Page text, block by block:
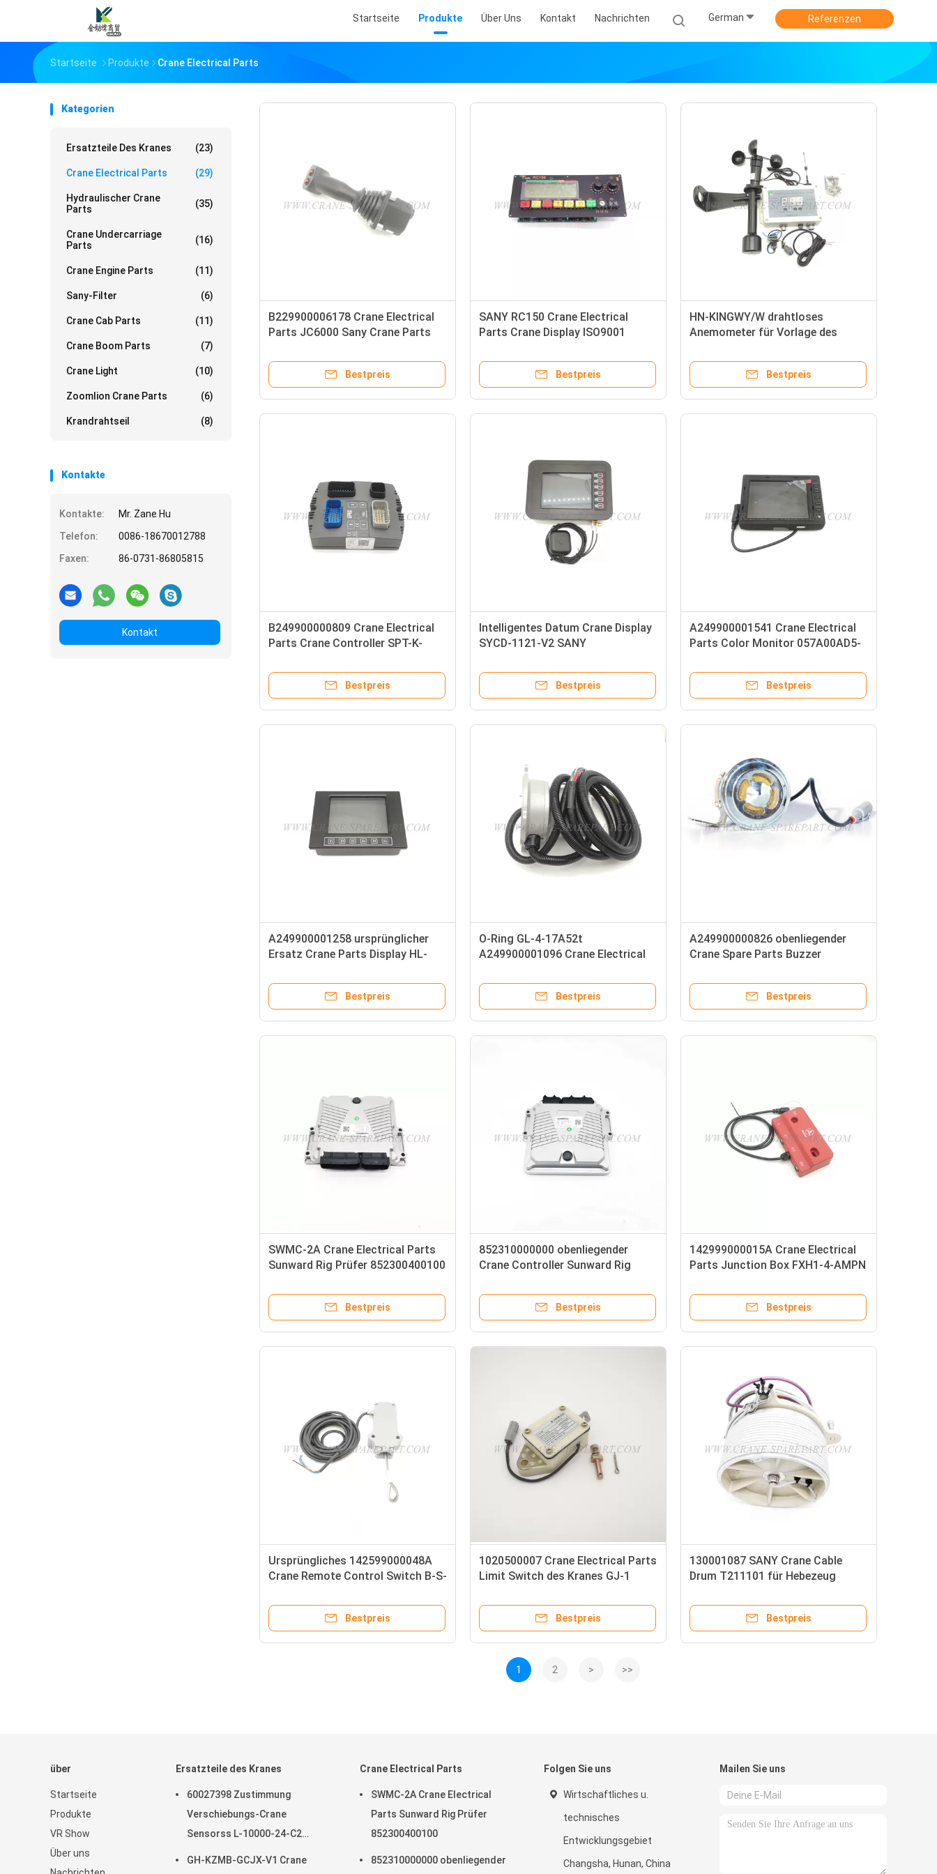
Startseite Produkte Über Uns Kontakt Nachrichten German Referenzen
Startseite Produkte Crane Electrical Parts
Kategorien
Ersatzteile Des Kranes (23)
Crane Electrical Parts (29)
Hydraulischer Crane
Parts
(35)
Crane Undercarriage
Parts
(16)
Crane Engine Parts (11)
Sany-Filter (6)
Crane Cab Parts (11)
Crane Boom Parts (7)
Crane Light (10)
Zoomlion Crane Parts (6)
Krandrahtseil (8)
Kontakte
Kontakte:
Mr. Zane Hu
Telefon:
0086-18670012788
Faxen:
86-0731-86805815
Kontakt
B229900006178 Crane Electrical
Parts JC6000 Sany Crane Parts
Bestpreis
SANY RC150 Crane Electrical
Parts Crane Display ISO9001
Bestpreis
HN-KINGWY/W drahtloses
Anemometer für Vorlage des
Bestpreis
B249900000809 Crane Electrical
Parts Crane Controller SPT-K-
Bestpreis
Intelligentes Datum Crane Display
SYCD-1121-V2 SANY
Bestpreis
A249900001541 Crane Electrical
Parts Color Monitor 057A00AD5-
Bestpreis
A249900001258 ursprünglicher
Ersatz Crane Parts Display HL-
Bestpreis
O-Ring GL-4-17A52t
A249900001096 Crane Electrical
Bestpreis
A249900000826 obenliegender
Crane Spare Parts Buzzer
Bestpreis
SWMC-2A Crane Electrical Parts
Sunward Rig Prüfer 852300400100
Bestpreis
852310000000 obenliegender
Crane Controller Sunward Rig
Bestpreis
142999000015A Crane Electrical
Parts Junction Box FXH1-4-AMPN
Bestpreis
Ursprüngliches 142599000048A
Crane Remote Control Switch B-S-
Bestpreis
1020500007 Crane Electrical Parts
Limit Switch des Kranes GJ-1
Bestpreis
130001087 SANY Crane Cable
Drum T211101 für Hebezeug
Bestpreis
1 2 > >>
über
Startseite
Produkte
VR Show
Über uns
Ersatzteile des Kranes
60027398 Zustimmung
Verschiebungs-Crane
Sensorss L-10000-24-C2
GH-KZMB-GCJX-V1 Crane
Crane Electrical Parts
SWMC-2A Crane Electrical
Parts Sunward Rig Prüfer
852300400100
852310000000 obenliegender
Folgen Sie uns
Wirtschaftliches u.
technisches
Entwicklungsgebiet
Changsha, Hunan, China
Mailen Sie uns